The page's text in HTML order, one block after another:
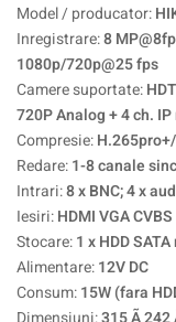
Model / producator:
Inregistrare:8
1080p/720p@25 fps
Camere suportate:
720P Analog + 4 ch.
Compresie:
Redare:1-8 canale
Intrari:8 x BNC; 4 x
Iesiri:HDMI VGA
Stocare:1 x HDD
Alimentare:12V DC
Consum:15W (fara